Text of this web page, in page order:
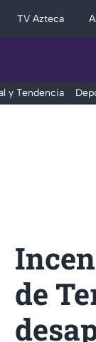
TV Azteca
y Tendencia
de